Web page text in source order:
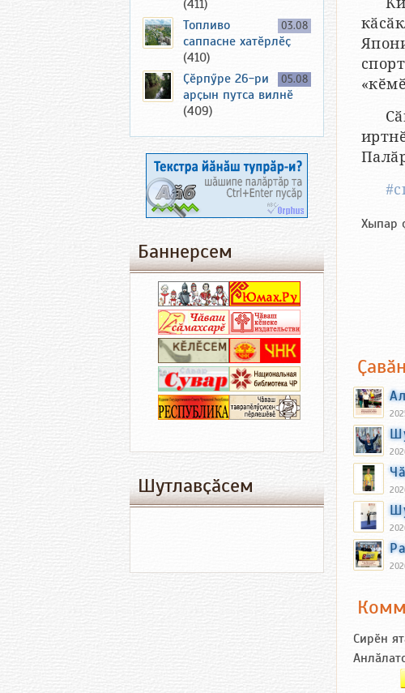
Хыпар
Сирӗн
(411)
03.08
Топливо
саппасне хатӗрлӗҫ
(410)
05.08
Ҫӗрпӳре 26-ри
арҫын путса вилнӗ
(409)
Баннерсем
Шутлавҫӑсем